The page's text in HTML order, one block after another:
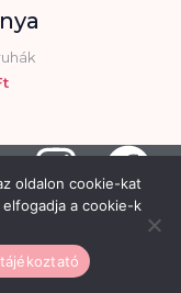
I
n
s
F
a
© 2026 Hisztéria Női
| Minden jog fenntartva |
a
CsabaInformatika.NET
oldalon cookie-kat
elfogadja a cookie-k